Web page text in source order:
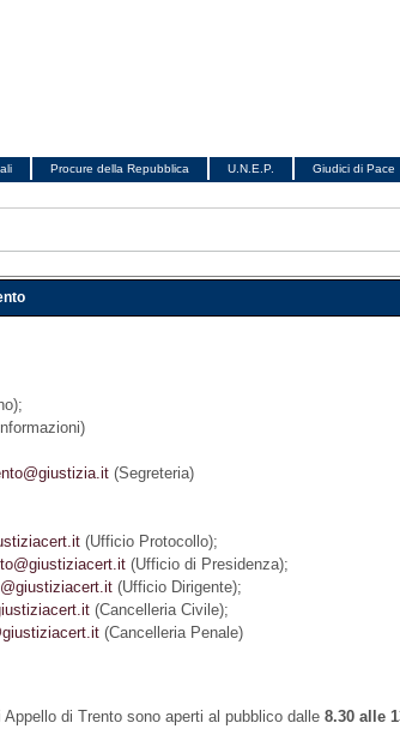
Procure della Repubblica U.N.E.P. Giudici di Pace
(Segreteria)
(Ufficio Protocollo);
(Ufficio di Presidenza);
(Ufficio Dirigente);
(Cancelleria Civile);
(Cancelleria Penale)
di Trento sono aperti al pubblico dalle 8.30 alle